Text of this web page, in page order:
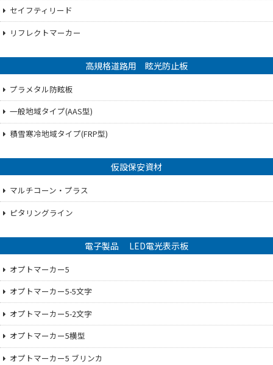
セイフティリード
リフレクトマーカー
高規格道路用 眩光防止板
プラメタル防眩板
一般地域タイプ(AAS型)
積雪寒冷地域タイプ(FRP型)
仮設保安資材
マルチコーン・プラス
ピタリングライン
電子製品 LED電光表示板
オプトマーカー5
オプトマーカー5-5文字
オプトマーカー5-2文字
オプトマーカー5横型
オプトマーカー5 ブリンカ